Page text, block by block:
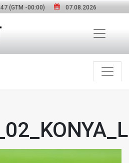
(GTM -00:00) 07.08.2026